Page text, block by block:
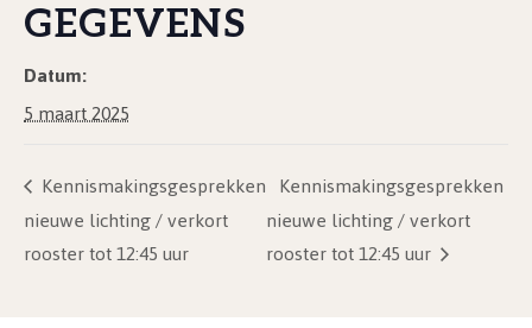
GEGEVENS
Datum:
5 maart 2025
Kennismakingsgesprekken
nieuwe lichting / verkort
rooster tot 12:45 uur
Kennismakingsgesprekken
nieuwe lichting / verkort
rooster tot 12:45 uur